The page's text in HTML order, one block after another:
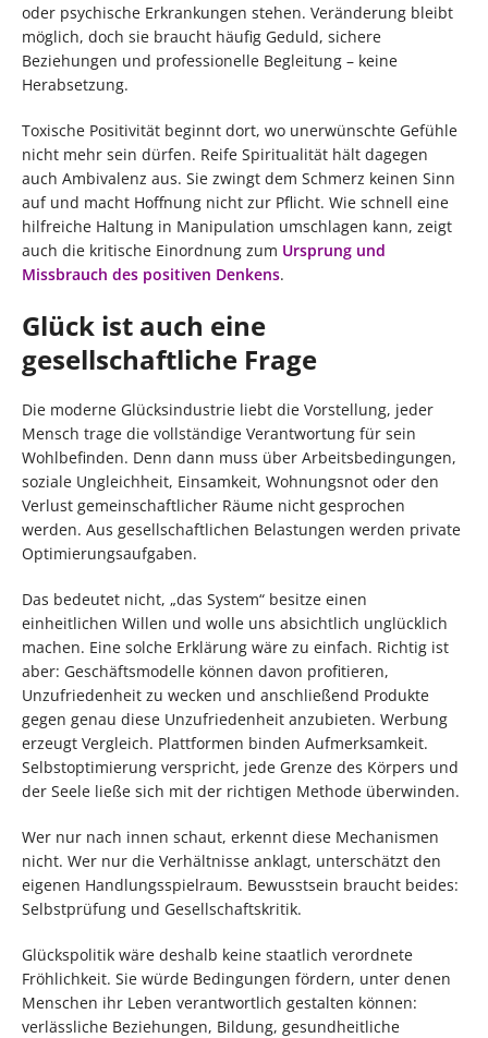
oder psychische Erkrankungen stehen. Veränderung bleibt
möglich, doch sie braucht häufig Geduld, sichere
Beziehungen und professionelle Begleitung – keine
Herabsetzung.
Toxische Positivität beginnt dort, wo unerwünschte Gefühle
nicht mehr sein dürfen. Reife Spiritualität hält dagegen
auch Ambivalenz aus. Sie zwingt dem Schmerz keinen Sinn
auf und macht Hoffnung nicht zur Pflicht. Wie schnell eine
hilfreiche Haltung in Manipulation umschlagen kann, zeigt
auch die kritische Einordnung zum Ursprung und
Missbrauch des positiven Denkens.
Glück ist auch eine
gesellschaftliche Frage
Die moderne Glücksindustrie liebt die Vorstellung, jeder
Mensch trage die vollständige Verantwortung für sein
Wohlbefinden. Denn dann muss über Arbeitsbedingungen,
soziale Ungleichheit, Einsamkeit, Wohnungsnot oder den
Verlust gemeinschaftlicher Räume nicht gesprochen
werden. Aus gesellschaftlichen Belastungen werden private
Optimierungsaufgaben.
Das bedeutet nicht, „das System“ besitze einen
einheitlichen Willen und wolle uns absichtlich unglücklich
machen. Eine solche Erklärung wäre zu einfach. Richtig ist
aber: Geschäftsmodelle können davon profitieren,
Unzufriedenheit zu wecken und anschließend Produkte
gegen genau diese Unzufriedenheit anzubieten. Werbung
erzeugt Vergleich. Plattformen binden Aufmerksamkeit.
Selbstoptimierung verspricht, jede Grenze des Körpers und
der Seele ließe sich mit der richtigen Methode überwinden.
Wer nur nach innen schaut, erkennt diese Mechanismen
nicht. Wer nur die Verhältnisse anklagt, unterschätzt den
eigenen Handlungsspielraum. Bewusstsein braucht beides:
Selbstprüfung und Gesellschaftskritik.
Glückspolitik wäre deshalb keine staatlich verordnete
Fröhlichkeit. Sie würde Bedingungen fördern, unter denen
Menschen ihr Leben verantwortlich gestalten können:
verlässliche Beziehungen, Bildung, gesundheitliche